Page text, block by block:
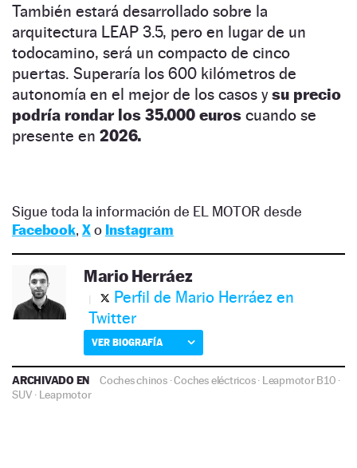
También estará desarrollado sobre la
arquitectura LEAP 3.5, pero en lugar de un
todocamino, será un compacto de cinco
puertas. Superaría los 600 kilómetros de
autonomía en el mejor de los casos ysu precio
podría rondar los 35.000 euros cuando se
presente en 2026.
Sigue toda la información de EL MOTOR desde
Facebook, Xo Instagram
Mario Herráez
Perfil de Mario Herráez en
Twitter
VER BIOGRAFÍA
ARCHIVADO EN Coches chinos ·Coches eléctricos· Leapmotor B10·
SUV · Leapmotor